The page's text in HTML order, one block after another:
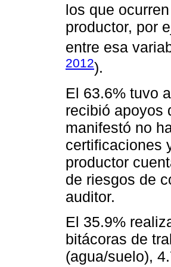
los que
productor, por
entre esa
2012).
El 63.6% tuvo
recibió apoyos
manifestó no
certificaciones
productor
de riesgos de
auditor.
El 35.9%
bitácoras de
(agua/suelo),